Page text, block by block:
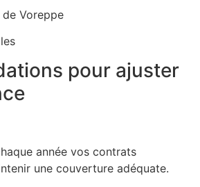
Voreppe
pour ajuster
année vos contrats
une couverture adéquate.